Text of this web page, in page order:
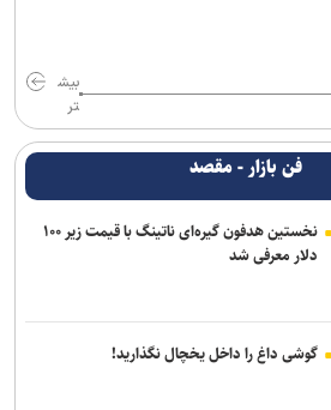
بیش
تر
فن بازار - مقصد
نخستین هدفون گیره‌ای ناتینگ با قیمت زیر ۱۰۰
دلار معرفی شد
گوشی داغ را داخل یخچال نگذارید!